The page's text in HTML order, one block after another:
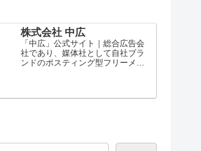
株式会社 中広
「中広」公式サイト｜総合広告会
社であり、媒体社として自社ブラ
ンドのポスティング型フリーメデ